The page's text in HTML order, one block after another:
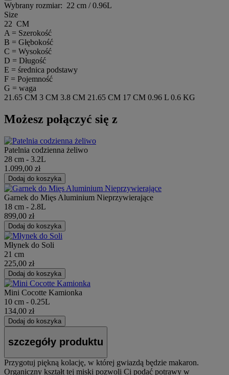
Wybrany rozmiar: 22 cm / 0.96L
Size
22 CM
A = Szerokość
B = Głębokość
C = Wysokość
D = Długość
E = średnica podstawy
F = Pojemność
G = waga
21.65 CM 3 CM 3.8 CM 21.65 CM 17 CM 0.96 L 0.6 KG
Możesz połączyć się z
Patelnia codzienna żeliwo
28 cm - 3.2L
1.099,00 zł
Dodaj do koszyka
Garnek do Mięs Aluminium Nieprzywierające
18 cm - 2.8L
899,00 zł
Dodaj do koszyka
Młynek do Soli
21 cm
225,00 zł
Dodaj do koszyka
Mini Cocotte Kamionka
10 cm - 0.25L
134,00 zł
Dodaj do koszyka
szczegóły produktu
Przygotuj piękną kolację, w której gwiazdą będzie makaron.
Organiczny kształt tej miski pozwoli Ci podać potrawy w